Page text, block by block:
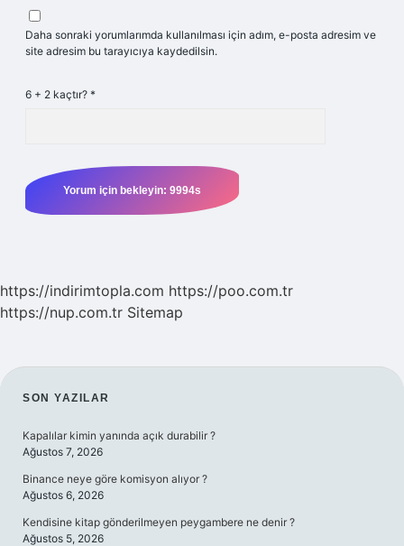
Daha sonraki yorumlarımda kullanılması için adım, e-posta adresim ve
site adresim bu tarayıcıya kaydedilsin.
6 + 2 kaçtır? *
https://indirimtopla.com https://poo.com.tr
https://nup.com.tr Sitemap
SIDEBAR
SON YAZILAR
Kapalılar kimin yanında açık durabilir ?
Ağustos 7, 2026
Binance neye göre komisyon alıyor ?
Ağustos 6, 2026
Kendisine kitap gönderilmeyen peygambere ne denir ?
Ağustos 5, 2026